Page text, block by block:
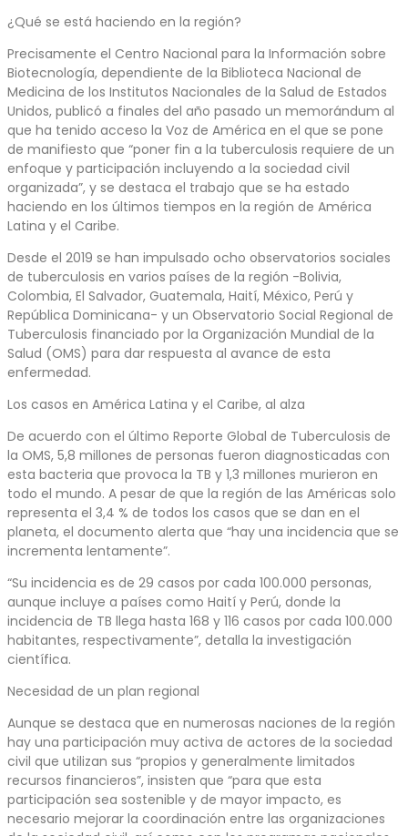
¿Qué se está haciendo en la región?
Precisamente el Centro Nacional para la Información sobre
Biotecnología, dependiente de la Biblioteca Nacional de
Medicina de los Institutos Nacionales de la Salud de Estados
Unidos, publicó a finales del año pasado un memorándum al
que ha tenido acceso la Voz de América en el que se pone
de manifiesto que “poner fin a la tuberculosis requiere de un
enfoque y participación incluyendo a la sociedad civil
organizada”, y se destaca el trabajo que se ha estado
haciendo en los últimos tiempos en la región de América
Latina y el Caribe.
Desde el 2019 se han impulsado ocho observatorios sociales
de tuberculosis en varios países de la región -Bolivia,
Colombia, El Salvador, Guatemala, Haití, México, Perú y
República Dominicana- y un Observatorio Social Regional de
Tuberculosis financiado por la Organización Mundial de la
Salud (OMS) para dar respuesta al avance de esta
enfermedad.
Los casos en América Latina y el Caribe, al alza
De acuerdo con el último Reporte Global de Tuberculosis de
la OMS, 5,8 millones de personas fueron diagnosticadas con
esta bacteria que provoca la TB y 1,3 millones murieron en
todo el mundo. A pesar de que la región de las Américas solo
representa el 3,4 % de todos los casos que se dan en el
planeta, el documento alerta que “hay una incidencia que se
incrementa lentamente”.
“Su incidencia es de 29 casos por cada 100.000 personas,
aunque incluye a países como Haití y Perú, donde la
incidencia de TB llega hasta 168 y 116 casos por cada 100.000
habitantes, respectivamente”, detalla la investigación
científica.
Necesidad de un plan regional
Aunque se destaca que en numerosas naciones de la región
hay una participación muy activa de actores de la sociedad
civil que utilizan sus “propios y generalmente limitados
recursos financieros”, insisten que “para que esta
participación sea sostenible y de mayor impacto, es
necesario mejorar la coordinación entre las organizaciones